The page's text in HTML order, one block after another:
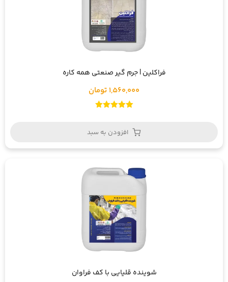
فراکلین | جرم گیر صنعتی همه کاره
1,560,000 تومان
افزودن به سبد
شوینده قلیایی با کف فراوان